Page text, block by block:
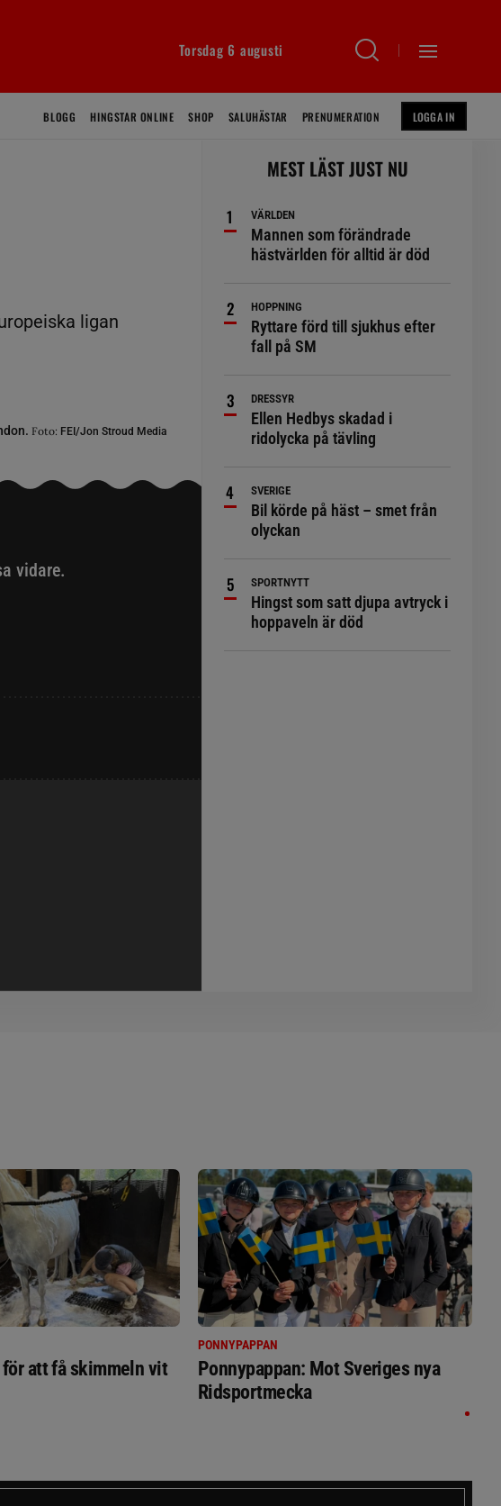
Torsdag 6 augusti
BLOGG HINGSTAR ONLINE SHOP SALUHÄSTAR PRENUMERATION LOGGA IN
ligan
Foto: FEI/Jon Stroud Media
vidare.
MEST LÄST JUST NU
VÄRLDEN
Mannen som förändrade
hästvärlden för alltid är död
HOPPNING
Ryttare förd till sjukhus efter
fall på SM
DRESSYR
Ellen Hedbys skadad i
ridolycka på tävling
SVERIGE
Bil körde på häst – smet från
olyckan
SPORTNYTT
Hingst som satt djupa avtryck i
hoppaveln är död
att få skimmeln vit
PONNYPAPPAN
Ponnypappan: Mot Sveriges nya
Ridsportmecka